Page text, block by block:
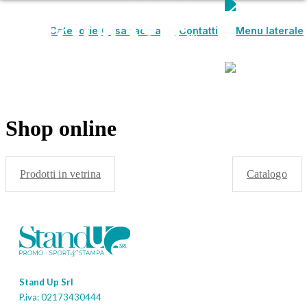
Categorie Cosa facciamo Contatti
Shop online
Prodotti in vetrina Catalogo
Stand Up Srl
P.iva: 02173430444